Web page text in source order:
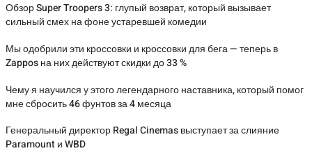
Обзор Super Troopers 3: глупый возврат, который вызывает
сильный смех на фоне устаревшей комедии
Мы одобрили эти кроссовки и кроссовки для бега — теперь в
Zappos на них действуют скидки до 33 %
Чему я научился у этого легендарного наставника, который помог
мне сбросить 46 фунтов за 4 месяца
Генеральный директор Regal Cinemas выступает за слияние
Paramount и WBD